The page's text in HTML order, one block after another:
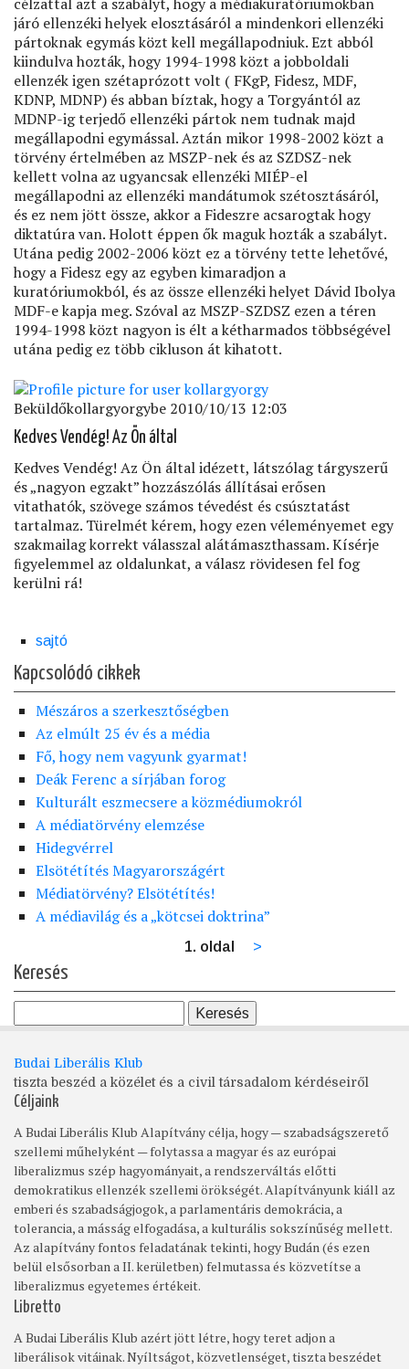
járó ellenzéki helyek elosztásáról a mindenkori ellenzéki
pártoknak egymás közt kell megállapodniuk. Ezt abból
kiindulva hozták, hogy 1994-1998 közt a jobboldali
ellenzék igen szétaprózott volt ( FKgP, Fidesz, MDF,
KDNP, MDNP) és abban bíztak, hogy a Torgyántól az
MDNP-ig terjedő ellenzéki pártok nem tudnak majd
megállapodni egymással. Aztán mikor 1998-2002 közt a
törvény értelmében az MSZP-nek és az SZDSZ-nek
kellett volna az ugyancsak ellenzéki MIÉP-el
megállapodni az ellenzéki mandátumok szétosztásáról,
és ez nem jött össze, akkor a Fideszre acsarogtak hogy
diktatúra van. Holott éppen ők maguk hozták a szabályt.
Utána pedig 2002-2006 közt ez a törvény tette lehetővé,
hogy a Fidesz egy az egyben kimaradjon a
kuratóriumokból, és az össze ellenzéki helyet Dávid Ibolya
MDF-e kapja meg. Szóval az MSZP-SZDSZ ezen a téren
1994-1998 közt nagyon is élt a kétharmados többségével
utána pedig ez több cikluson át kihatott.
Beküldőkollargyorgybe 2010/10/13 12:03
Válasz
Vendég
Szeretnék
egy
nagyon
egzakt
üzenetére
Kedves Vendég! Az Ön által
Kedves Vendég! Az Ön által idézett, látszólag tárgyszerű
és nagyon egzakt hozzászólás állításai erősen
vitathatók, szövege számos tévedést és csúsztatást
tartalmaz. Türelmét kérem, hogy ezen véleményemet egy
szakmailag korrekt válasszal alátámaszthassam. Kísérje
ﬁgyelemmel az oldalunkat, a válasz rövidesen fel fog
kerülni rá!
sajtó
Kapcsolódó cikkek
Mészáros a szerkesztőségben
Az elmúlt 25 év és a média
Fő, hogy nem vagyunk gyarmat!
Deák Ferenc a sírjában forog
Kulturált eszmecsere a közmédiumokról
A médiatörvény elemzése
Hidegvérrel
Elsötétítés Magyarországért
Médiatörvény? Elsötétítés!
A médiavilág és a „kötcsei doktrina”
1. oldal
Következő
>
Keresés
Budai Liberális Klub
tiszta beszéd a közélet és a civil társadalom kérdéseiről
Céljaink
A Budai Liberális Klub Alapítvány célja, hogy — szabadságszerető
szellemi műhelyként — folytassa a magyar és az európai
liberalizmus szép hagyományait, a rendszerváltás előtti
demokratikus ellenzék szellemi örökségét. Alapítványunk kiáll az
emberi és szabadságjogok, a parlamentáris demokrácia, a
tolerancia, a másság elfogadása, a kulturális sokszínűség mellett.
Az alapítvány fontos feladatának tekinti, hogy Budán (és ezen
belül elsősorban a II. kerületben) felmutassa és közvetítse a
liberalizmus egyetemes értékeit.
Libretto
A Budai Liberális Klub azért jött létre, hogy teret adjon a
liberálisok vitáinak. Nyíltságot, közvetlenséget, tiszta beszédet